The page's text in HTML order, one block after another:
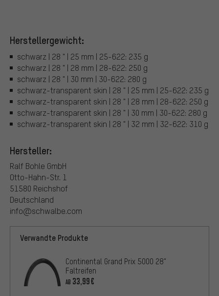
Herstellergewicht:
schwarz | 28 " | 25 mm | 25-622: 235 g
schwarz | 28 " | 28 mm | 28-622: 250 g
schwarz | 28 " | 30 mm | 30-622: 280 g
schwarz-transparent skin | 28 " | 25 mm | 25-622: 235 g
schwarz-transparent skin | 28 " | 28 mm | 28-622: 250 g
schwarz-transparent skin | 28 " | 30 mm | 30-622: 280 g
schwarz-transparent skin | 28 " | 32 mm | 32-622: 310 g
Hersteller:
Ralf Bohle GmbH
Otto-Hahn-Str. 1
51580 Reichshof
Deutschland
info@schwalbe.com
Verwandte Produkte
Continental Grand Prix 5000 28"
Faltreifen
AB 33,99€